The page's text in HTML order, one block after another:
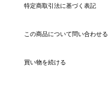
特定商取引法に基づく表記
この商品について問い合わせる
買い物を続ける